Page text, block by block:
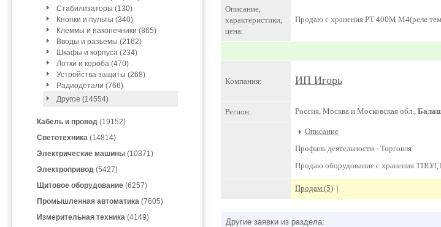
Стабилизаторы (130)
Кнопки и пульты (340)
Клеммы и наконечники (865)
Вводы и разьемы (2162)
Шкафы и корпуса (234)
Лотки и короба (470)
Устройства защиты (268)
Радиодетали (766)
Другое (14554)
Кабель и провод (19152)
Светотехника (14814)
Электрические машины (10371)
Электропривод (5427)
Щитовое оборудование (6257)
Промышленная автоматика (7605)
Измерительная техника (4149)
Описание,
характеристики,
цена:
Продаю с хранения РТ 400М М4(реле
Компания: ИП Игорь
Регион: Россия, Москва и Московская обл.,
Описание
Профиль деятельности - Торговля
Продаю оборудование с хранения
Продам (5) |
Другие заявки из раздела: